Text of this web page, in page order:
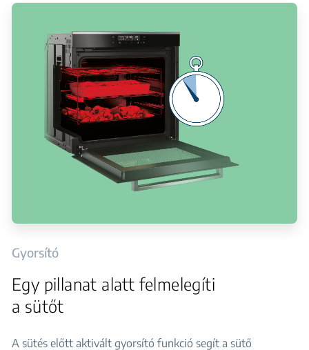
Gyorsító
Egy pillanat alatt felmelegíti
a sütőt
A sütés előtt aktivált gyorsító funkció segít a sütő